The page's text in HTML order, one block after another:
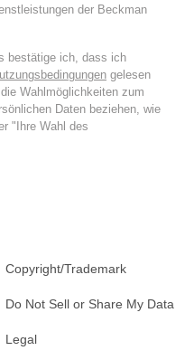
der Beckman
bestätige ich, dass ich
gelesen
Wahlmöglichkeiten zum
Daten beziehen, wie
"Ihre Wahl des
Copyright/Trademark
Do Not Sell or Share My Data
Legal